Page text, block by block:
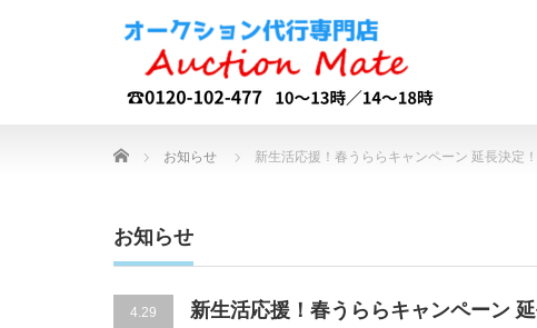
Home お知らせ 新生活応援！春うららキャンペーン 延長決定！
お知らせ
4.29
新生活応援！春うららキャンペーン 延